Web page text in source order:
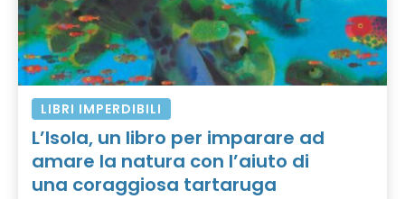
LIBRI IMPERDIBILI
L’Isola, un libro per imparare ad
amare la natura con l’aiuto di
una coraggiosa tartaruga